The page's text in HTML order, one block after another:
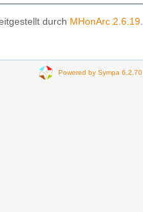
durch MHonArc 2.6.19
Powered by Sympa 6.2.70